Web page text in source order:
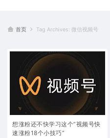
首页 Tag Archives: 微信视频号
想涨粉还不快学习这个”视频号快
速涨粉18个小技巧”